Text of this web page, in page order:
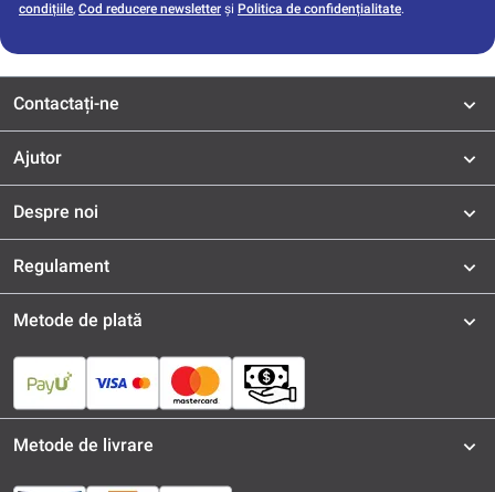
condițiile, Cod reducere newsletter și Politica de confidențialitate.
Contactați-ne
Ajutor
Despre noi
Regulament
Metode de plată
Metode de livrare